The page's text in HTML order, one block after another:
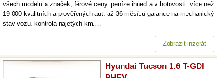
všech modelů a značek, férové ceny, peníze ihned a v hotovosti. více než
19 000 kvalitních a prověřených aut. až 36 měsíců garance na mechanický
stav vozu, kontrola najetých km.…
Zobrazit inzerát
Hyundai Tucson 1.6 T-GDI